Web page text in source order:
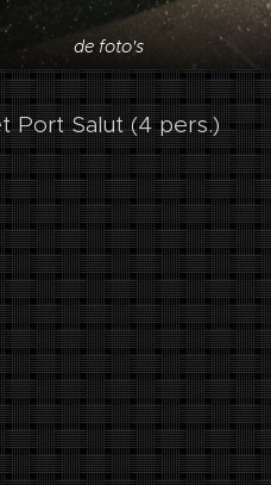
de foto's
Port Salut (4 pers.)